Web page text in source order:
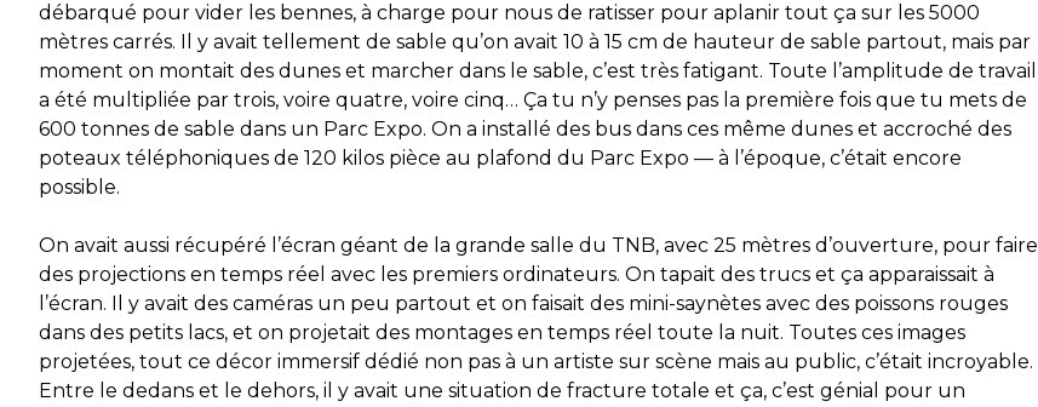
débarqué pour vider les bennes, à charge pour nous de ratisser pour aplanir tout ça sur les 5000
mètres carrés. Il y avait tellement de sable qu’on avait 10 à 15 cm de hauteur de sable partout, mais par
moment on montait des dunes et marcher dans le sable, c’est très fatigant. Toute l’amplitude de travail
a été multipliée par trois, voire quatre, voire cinq… Ça tu n’y penses pas la première fois que tu mets de
600 tonnes de sable dans un Parc Expo. On a installé des bus dans ces même dunes et accroché des
poteaux téléphoniques de 120 kilos pièce au plafond du Parc Expo — à l’époque, c’était encore
possible.
On avait aussi récupéré l’écran géant de la grande salle du TNB, avec 25 mètres d’ouverture, pour faire
des projections en temps réel avec les premiers ordinateurs. On tapait des trucs et ça apparaissait à
l’écran. Il y avait des caméras un peu partout et on faisait des mini-saynètes avec des poissons rouges
dans des petits lacs, et on projetait des montages en temps réel toute la nuit. Toutes ces images
projetées, tout ce décor immersif dédié non pas à un artiste sur scène mais au public, c’était incroyable.
Entre le dedans et le dehors, il y avait une situation de fracture totale et ça, c’est génial pour un